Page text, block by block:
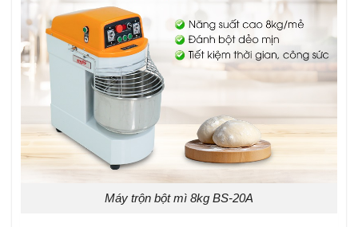
Máy trộn bột mì 8kg BS-20A